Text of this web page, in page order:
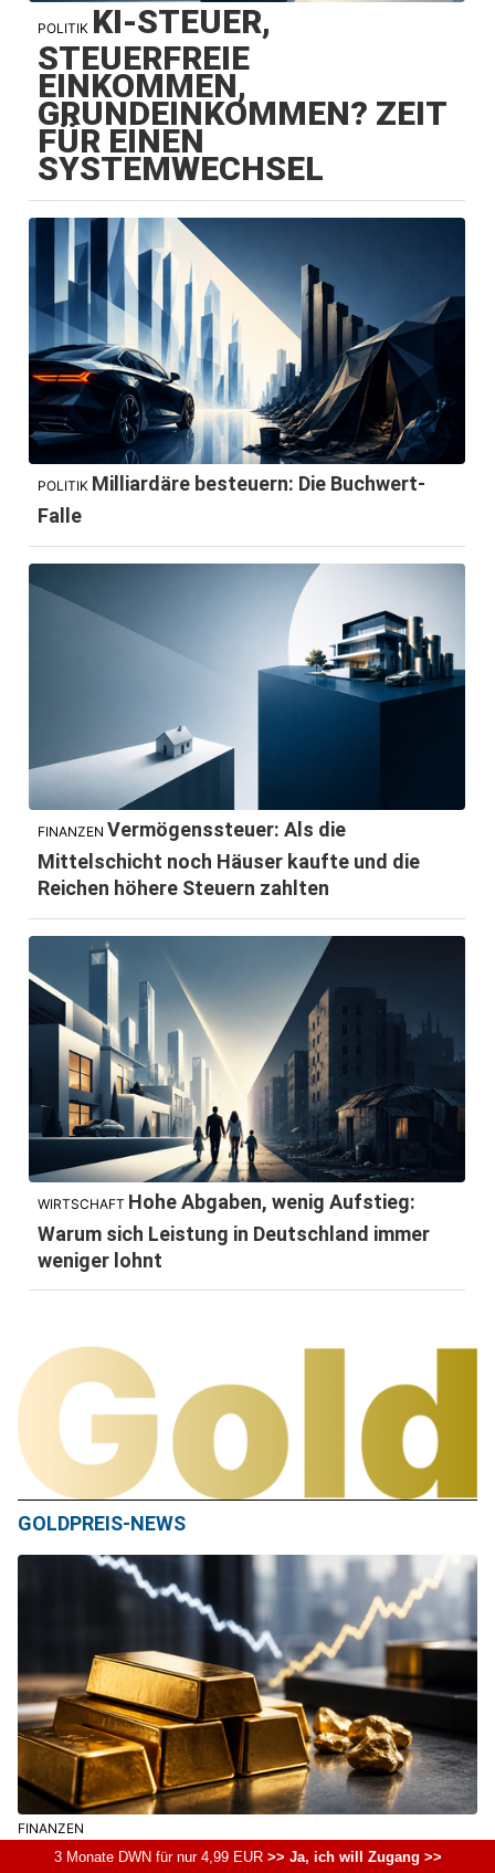
POLITIK KI-STEUER,
STEUERFREIE
EINKOMMEN,
GRUNDEINKOMMEN? ZEIT
FÜR EINEN
SYSTEMWECHSEL
POLITIK Milliardäre besteuern: Die Buchwert-
Falle
FINANZEN Vermögenssteuer: Als die
Mittelschicht noch Häuser kaufte und die
Reichen höhere Steuern zahlten
WIRTSCHAFT Hohe Abgaben, wenig Aufstieg:
Warum sich Leistung in Deutschland immer
weniger lohnt
GOLDPREIS-NEWS
FINANZEN
Goldpreis aktuell kräftig im Plus: Schwache US-
3 Monate DWN für nur 4,99 EUR>> Ja, ich will Zugang >>